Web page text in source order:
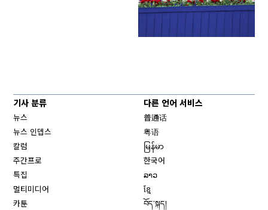
기사 분류
뉴스
뉴스 인뎁스
칼럼
주간프로
특집
멀티미디어
카툰
다른 언어 서비스
普通话
粤语
မြန်မာ
한국어
ລາວ
ខ្មែ
བོད་སྐད།